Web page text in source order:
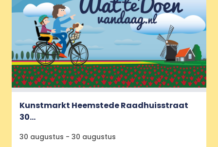
Kunstmarkt Heemstede Raadhuisstraat
30...
30 augustus - 30 augustus